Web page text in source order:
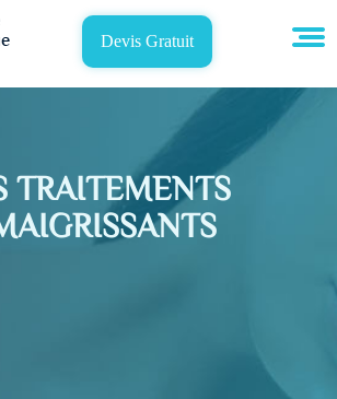
Devis Gratuit
TRAITEMENTS